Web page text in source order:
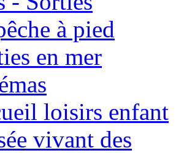
à pied
en mer
loisirs enfant
vivant des